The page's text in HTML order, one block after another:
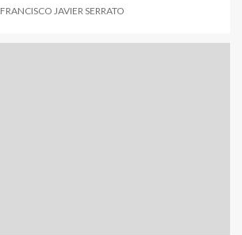
FRANCISCO JAVIER SERRATO